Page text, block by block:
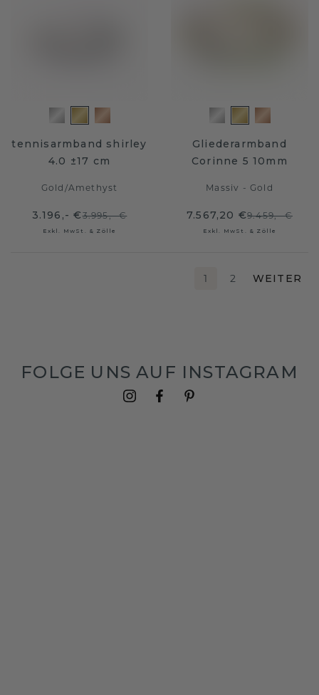
tennisarmband shirley
4.0 ±17 cm
Gold /Amethyst
3.196,- €3.995,- €
Exkl. MwSt. & Zölle
Gliederarmband
Corinne 5 10mm
Massiv - Gold
7.567,20 €9.459,- €
Exkl. MwSt. & Zölle
1 2 WEITER
FOLGE UNS AUF INSTAGRAM